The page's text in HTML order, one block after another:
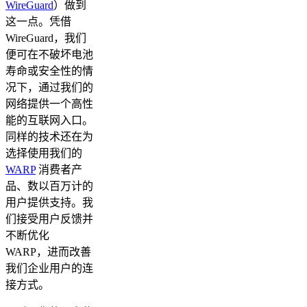
WireGuard）做到
这一点。凭借
WireGuard，我们
便可在不破坏电池
寿命或安全性的情
况下，通过我们的
网络提供一个高性
能的互联网入口。
同样的技术还在为
选择使用我们的
WARP消费者产
品、数以百万计的
用户提供支持。我
们接受用户反馈并
不断优化
WARP，进而改善
我们企业用户的连
接方式。